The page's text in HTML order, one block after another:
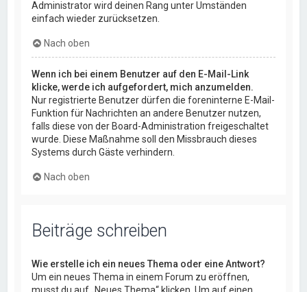
Administrator wird deinen Rang unter Umständen
einfach wieder zurücksetzen.
Nach oben
Wenn ich bei einem Benutzer auf den E-Mail-Link
klicke, werde ich aufgefordert, mich anzumelden.
Nur registrierte Benutzer dürfen die foreninterne E-Mail-
Funktion für Nachrichten an andere Benutzer nutzen,
falls diese von der Board-Administration freigeschaltet
wurde. Diese Maßnahme soll den Missbrauch dieses
Systems durch Gäste verhindern.
Nach oben
Beiträge schreiben
Wie erstelle ich ein neues Thema oder eine Antwort?
Um ein neues Thema in einem Forum zu eröffnen,
musst du auf „Neues Thema“ klicken. Um auf einen